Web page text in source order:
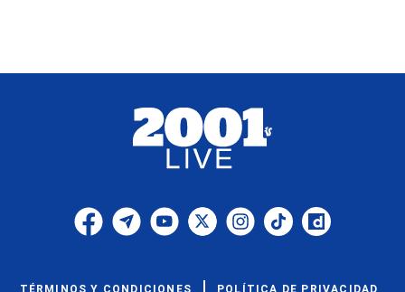
TÉRMINOS Y CONDICIONES POLÍTICA DE PRIVACIDAD